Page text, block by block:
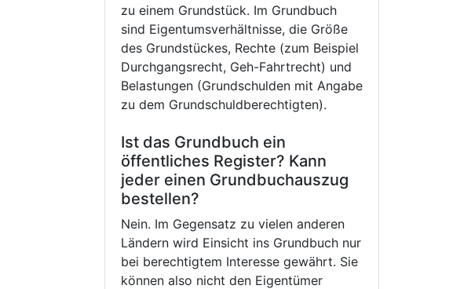
zu einem Grundstück. Im Grundbuch
sind Eigentumsverhältnisse, die Größe
des Grundstückes, Rechte (zum Beispiel
Durchgangsrecht, Geh-Fahrtrecht) und
Belastungen (Grundschulden mit Angabe
zu dem Grundschuldberechtigten).
Ist das Grundbuch ein
öffentliches Register? Kann
jeder einen Grundbuchauszug
bestellen?
Nein. Im Gegensatz zu vielen anderen
Ländern wird Einsicht ins Grundbuch nur
bei berechtigtem Interesse gewährt. Sie
können also nicht den Eigentümer